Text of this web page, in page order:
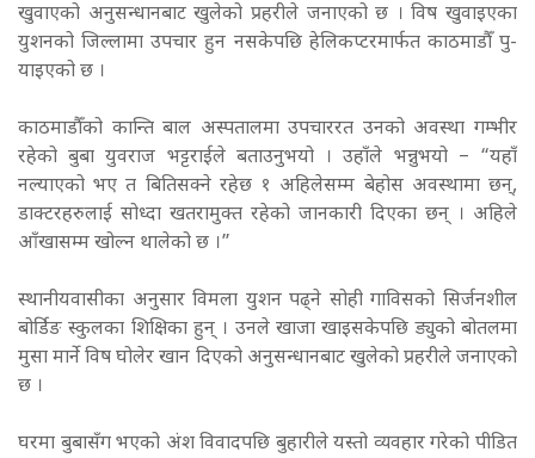
खुवाएको अनुसन्धानबाट खुलेको प्रहरीले जनाएको छ । विष खुवाइएका
युशनको जिल्लामा उपचार हुन नसकेपछि हेलिकप्टरमार्फत काठमाडौँ पु-
याइएको छ ।
काठमाडौँको कान्ति बाल अस्पतालमा उपचाररत उनको अवस्था गम्भीर
रहेको बुबा युवराज भट्टराईले बताउनुभयो । उहाँले भन्नुभयो – “यहाँ
नल्याएको भए त बितिसक्ने रहेछ १ अहिलेसम्म बेहोस अवस्थामा छन्,
डाक्टरहरुलाई सोध्दा खतरामुक्त रहेको जानकारी दिएका छन् । अहिले
आँखासम्म खोल्न थालेको छ ।”
स्थानीयवासीका अनुसार विमला युशन पढ्ने सोही गाविसको सिर्जनशील
बोर्डिङ स्कुलका शिक्षिका हुन् । उनले खाजा खाइसकेपछि ड्युको बोतलमा
मुसा मार्ने विष घोलेर खान दिएको अनुसन्धानबाट खुलेको प्रहरीले जनाएको
छ ।
घरमा बुबासँग भएको अंश विवादपछि बुहारीले यस्तो व्यवहार गरेको पीडित